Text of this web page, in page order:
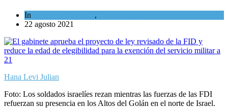
In ,
22 agosto 2021
Hana Levi Julian
Foto: Los soldados israelíes rezan mientras las fuerzas de las FDI
refuerzan su presencia en los Altos del Golán en el norte de Israel.